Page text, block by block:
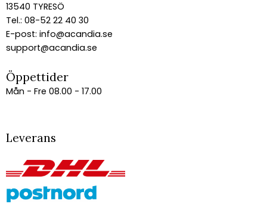
13540 TYRESÖ
Tel.: 08-52 22 40 30
E-post: info@acandia.se
support@acandia.se
Öppettider
Mån - Fre 08.00 - 17.00
Leverans